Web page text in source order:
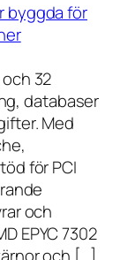
byggda för
32
databaser
Med
för PCI
och
EPYC 7302